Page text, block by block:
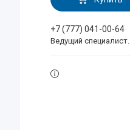
+7 (777) 041-00-64
Ведущий специалист.